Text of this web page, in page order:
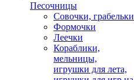
Песочницы
Совочки, грабельки
Формочки
Леечки
Кораблики,
мельницы,
игрушки для лета,